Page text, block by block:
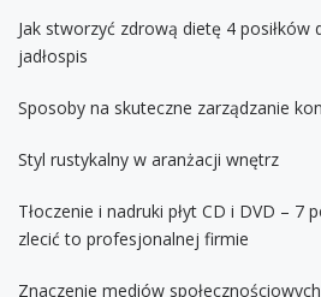
Jak stworzyć zdrową dietę 4 posiłków
jadłospis
Sposoby na skuteczne zarządzanie
Styl rustykalny w aranżacji wnętrz
Tłoczenie i nadruki płyt CD i DVD –
zlecić to profesjonalnej firmie
Znaczenie mediów